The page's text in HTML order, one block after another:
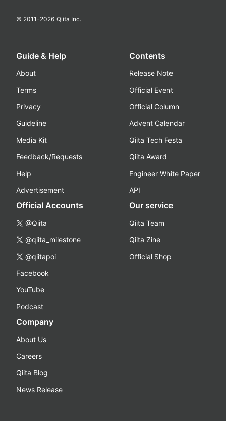
© 2011-2026 Qiita Inc.
Guide & Help
About
Terms
Privacy
Guideline
Media Kit
Feedback/Requests
Help
Advertisement
Contents
Release Note
Official Event
Official Column
Advent Calendar
Qiita Tech Festa
Qiita Award
Engineer White Paper
API
Official Accounts
@Qiita
@qiita_milestone
@qiitapoi
Facebook
YouTube
Podcast
Our service
Qiita Team
Qiita Zine
Official Shop
Company
About Us
Careers
Qiita Blog
News Release